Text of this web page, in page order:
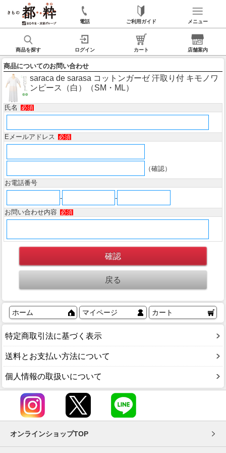
電話 ご利用ガイド メニュー
商品を探す ログイン カート 店舗案内
商品についてのお問い合わせ
saraca de sarasa コットンガーゼ 汗取り付 キモノワ
ンピース（白）（SM・ML）
氏名 必須
Eメールアドレス 必須
（確認）
お電話番号
-
-
お問い合わせ内容
必須
ホーム マイページ カート
特定商取引法に基づく表示
送料とお支払い方法について
個人情報の取扱いについて
オンラインショップTOP